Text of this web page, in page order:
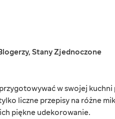
, Stany Zjednoczone
w swojej kuchni
liczne przepisy na różne
piękne udekorowanie.